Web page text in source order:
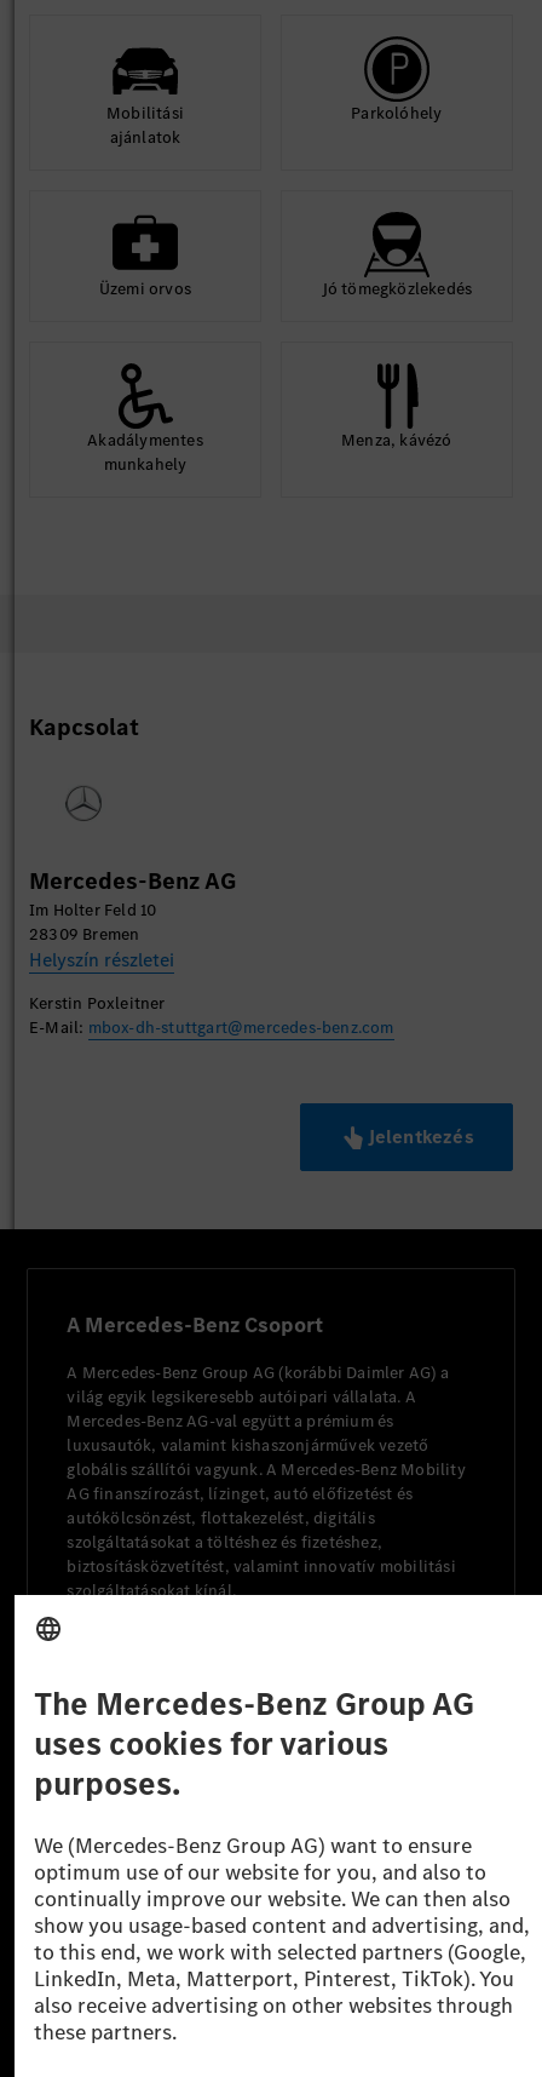
Mobilitási
ajánlatok
Parkolóhely
Üzemi orvos Jó tömegközlekedés
Akadálymentes
munkahely
Menza, kávézó
Kapcsolat
Mercedes-Benz AG
Im Holter Feld 10
28309 Bremen
Helyszín részletei
Kerstin Poxleitner
E-Mail: mbox-dh-stuttgart@mercedes-benz.com
Jelentkezés
A Mercedes-Benz Csoport
A Mercedes-Benz Group AG (korábbi Daimler AG) a
világ egyik legsikeresebb autóipari vállalata. A
Mercedes-Benz AG-val együtt a prémium és
luxusautók, valamint kishaszonjárművek vezető
globális szállítói vagyunk. A Mercedes-Benz Mobility
AG finanszírozást, lízinget, autó előfizetést és
autókölcsönzést, flottakezelést, digitális
szolgáltatásokat a töltéshez és fizetéshez,
biztosításközvetítést, valamint innovatív mobilitási
szolgáltatásokat kínál.
Helyszínek
Szolgáltató Jogi nyilatkozat
Beállítások
Adatvédelmi nyilatkozat
Harmadik fél licencére vonatkozó értesítés